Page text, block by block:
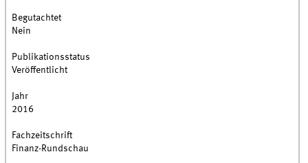
Begutachtet
Nein
Publikationsstatus
Veröffentlicht
Jahr
2016
Fachzeitschrift
Finanz-Rundschau